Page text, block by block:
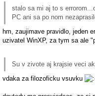
stalo sa mi aj to s
PC ani sa po nom
hm, zaujimave pravidlo, jeden
uzivatel WinXP, za tym sa ale
Su v zivote aj krajsie veci
vdaka za filozoficku vsuvku